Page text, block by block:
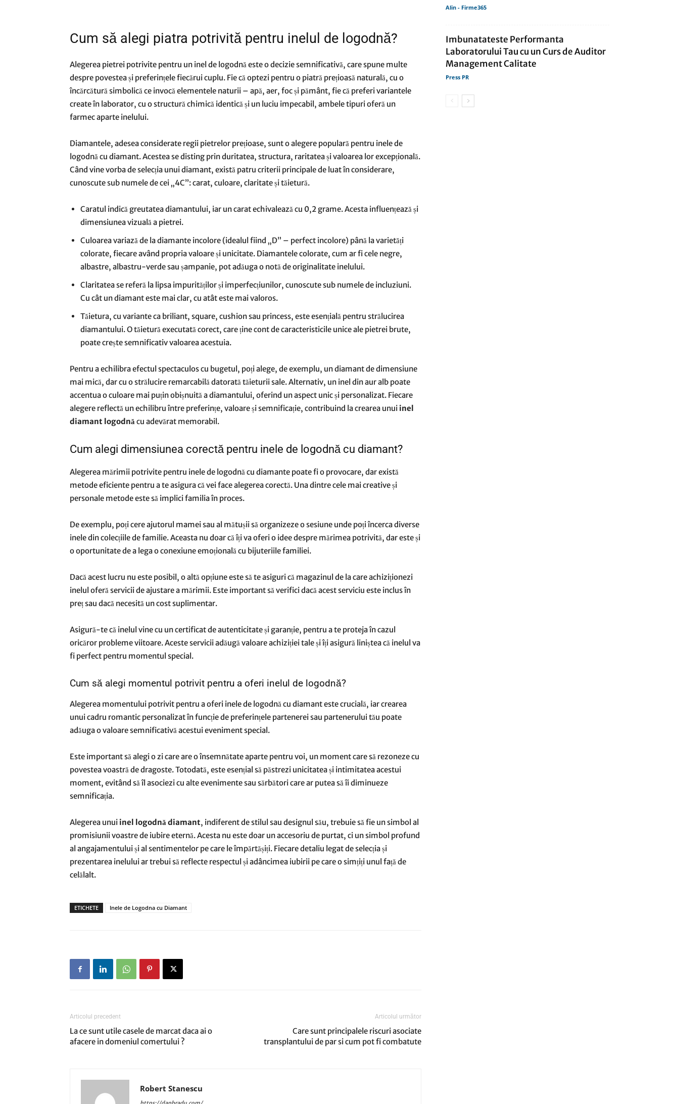
Cum să alegi piatra potrivită pentru inelul de logodnă?
Alegerea pietrei potrivite pentru un inel de logodnă este o decizie semnificativă, care spune multe
despre povestea și preferințele fiecărui cuplu. Fie că optezi pentru o piatră prețioasă naturală, cu o
încărcătură simbolică ce invocă elementele naturii – apă, aer, foc și pământ, fie că preferi variantele
create în laborator, cu o structură chimică identică și un luciu impecabil, ambele tipuri oferă un
farmec aparte inelului.
Diamantele, adesea considerate regii pietrelor prețioase, sunt o alegere populară pentru inele de
logodnă cu diamant. Acestea se disting prin duritatea, structura, raritatea și valoarea lor excepțională.
Când vine vorba de selecția unui diamant, există patru criterii principale de luat în considerare,
cunoscute sub numele de cei „4C”: carat, culoare, claritate și tăietură.
Caratul indică greutatea diamantului, iar un carat echivalează cu 0,2 grame. Acesta influențează și
dimensiunea vizuală a pietrei.
Culoarea variază de la diamante incolore (idealul fiind „D” – perfect incolore) până la varietăți
colorate, fiecare având propria valoare și unicitate. Diamantele colorate, cum ar fi cele negre,
albastre, albastru-verde sau șampanie, pot adăuga o notă de originalitate inelului.
Claritatea se referă la lipsa impurităților și imperfecțiunilor, cunoscute sub numele de incluziuni.
Cu cât un diamant este mai clar, cu atât este mai valoros.
Tăietura, cu variante ca briliant, square, cushion sau princess, este esențială pentru strălucirea
diamantului. O tăietură executată corect, care ține cont de caracteristicile unice ale pietrei brute,
poate crește semnificativ valoarea acestuia.
Pentru a echilibra efectul spectaculos cu bugetul, poți alege, de exemplu, un diamant de dimensiune
mai mică, dar cu o strălucire remarcabilă datorată tăieturii sale. Alternativ, un inel din aur alb poate
accentua o culoare mai puțin obișnuită a diamantului, oferind un aspect unic și personalizat. Fiecare
alegere reflectă un echilibru între preferințe, valoare și semnificație, contribuind la crearea unui inel
diamant logodnăcu adevărat memorabil.
Cum alegi dimensiunea corectă pentru inele de logodnă cu diamant?
Alegerea mărimii potrivite pentru inele de logodnă cu diamante poate fi o provocare, dar există
metode eficiente pentru a te asigura că vei face alegerea corectă. Una dintre cele mai creative și
personale metode este să implici familia în proces.
De exemplu, poți cere ajutorul mamei sau al mătușii să organizeze o sesiune unde poți încerca diverse
inele din colecțiile de familie. Aceasta nu doar că îți va oferi o idee despre mărimea potrivită, dar este și
o oportunitate de a lega o conexiune emoțională cu bijuteriile familiei.
Dacă acest lucru nu este posibil, o altă opțiune este să te asiguri că magazinul de la care achiziționezi
inelul oferă servicii de ajustare a mărimii. Este important să verifici dacă acest serviciu este inclus în
preț sau dacă necesită un cost suplimentar.
Asigură-te că inelul vine cu un certificat de autenticitate și garanție, pentru a te proteja în cazul
oricăror probleme viitoare. Aceste servicii adăugă valoare achiziției tale și îți asigură liniștea că inelul va
fi perfect pentru momentul special.
Cum să alegi momentul potrivit pentru a oferi inelul de logodnă?
Alegerea momentului potrivit pentru a oferi inele de logodnă cu diamant este crucială, iar crearea
unui cadru romantic personalizat în funcție de preferințele partenerei sau partenerului tău poate
adăuga o valoare semnificativă acestui eveniment special.
Este important să alegi o zi care are o însemnătate aparte pentru voi, un moment care să rezoneze cu
povestea voastră de dragoste. Totodată, este esențial să păstrezi unicitatea și intimitatea acestui
moment, evitând să îl asociezi cu alte evenimente sau sărbători care ar putea să îi diminueze
semnificația.
Alegerea unui inel logodnă diamant, indiferent de stilul sau designul său, trebuie să fie un simbol al
promisiunii voastre de iubire eternă. Acesta nu este doar un accesoriu de purtat, ci un simbol profund
al angajamentului și al sentimentelor pe care le împărtășiți. Fiecare detaliu legat de selecția și
prezentarea inelului ar trebui să reflecte respectul și adâncimea iubirii pe care o simțiți unul față de
celălalt.
ETICHETE Inele de Logodna cu Diamant
Articolul precedent
La ce sunt utile casele de marcat daca ai o
afacere in domeniul comertului ?
Articolul următor
Care sunt principalele riscuri asociate
transplantului de par si cum pot fi combatute
Robert Stanescu
Alin - Firme365
Imbunatateste Performanta
Laboratorului Tau cu un Curs de Auditor
Management Calitate
Press PR